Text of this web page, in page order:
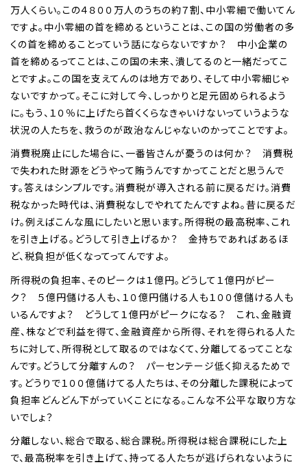
万人くらい。この４８００万人のうちの約７割、中小零細で働いてん
ですよ。中小零細の首を締めるということは、この国の労働者の多
くの首を締めることっていう話にならないですか？ 中小企業の
首を締めるってことは、この国の未来、潰してるのと一緒だってこ
とですよ。この国を支えてんのは地方であり、そして中小零細じゃ
ないですかって。そこに対して今、しっかりと足元固められるよう
に。もう、１０％に上げたら首くくらなきゃいけないっていうような
状況の人たちを、救うのが政治なんじゃないのかってことですよ。
消費税廃止にした場合に、一番皆さんが憂うのは何か？ 消費税
で失われた財源をどうやって賄うんですかってことだと思うんで
す。答えはシンプルです。消費税が導入される前に戻るだけ。消費
税なかった時代は、消費税なしでやれてたんですよね。昔に戻るだ
け。例えばこんな風にしたいと思います。所得税の最高税率、これ
を引き上げる。どうして引き上げるか？ 金持ちであればあるほ
ど、税負担が低くなってってんですよ。
所得税の負担率、そのピークは１億円。どうして１億円がピー
ク？ ５億円儲ける人も、１０億円儲ける人も１００億儲ける人も
いるんですよ？ どうして１億円がピークになる？ これ、金融資
産、株などで利益を得て、金融資産から所得、それを得られる人た
ちに対して、所得税として取るのではなくて、分離してるってことな
んです。どうして分離すんの？ パーセンテージ低く抑えるためで
す。どうりで１００億儲けてる人たちは、その分離した課税によって
負担率どんどん下がっていくことになる。こんな不公平な取り方な
いでしょ？
分離しない、総合で取る、総合課税。所得税は総合課税にした上
で、最高税率を引き上げて、持ってる人たちが逃げられないように